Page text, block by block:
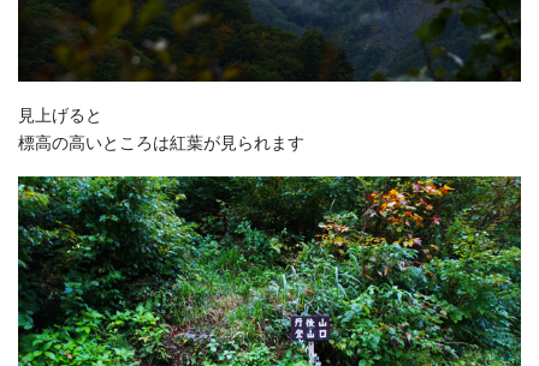
見上げると
標高の高いところは紅葉が見られます